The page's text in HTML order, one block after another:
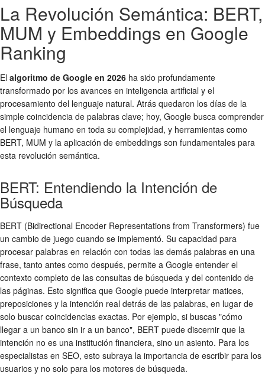
La Revolución Semántica: BERT,
MUM y Embeddings en Google
Ranking
El algoritmo de Google en 2026 ha sido profundamente
transformado por los avances en inteligencia artificial y el
procesamiento del lenguaje natural. Atrás quedaron los días de la
simple coincidencia de palabras clave; hoy, Google busca comprender
el lenguaje humano en toda su complejidad, y herramientas como
BERT, MUM y la aplicación de embeddings son fundamentales para
esta revolución semántica.
BERT: Entendiendo la Intención de
Búsqueda
BERT (Bidirectional Encoder Representations from Transformers) fue
un cambio de juego cuando se implementó. Su capacidad para
procesar palabras en relación con todas las demás palabras en una
frase, tanto antes como después, permite a Google entender el
contexto completo de las consultas de búsqueda y del contenido de
las páginas. Esto significa que Google puede interpretar matices,
preposiciones y la intención real detrás de las palabras, en lugar de
solo buscar coincidencias exactas. Por ejemplo, si buscas "cómo
llegar a un banco sin ir a un banco", BERT puede discernir que la
intención no es una institución financiera, sino un asiento. Para los
especialistas en SEO, esto subraya la importancia de escribir para los
usuarios y no solo para los motores de búsqueda.